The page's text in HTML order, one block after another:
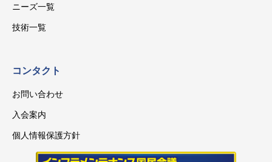
ニーズ一覧
技術一覧
コンタクト
お問い合わせ
入会案内
個人情報保護方針